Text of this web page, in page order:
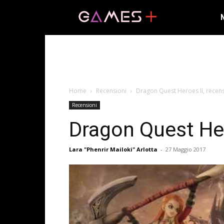
Home Recensioni Dragon Quest Heroes II,
Recensioni
Dragon Quest
Lara "Phenrir Mailoki" Arlotta - 27 Maggio 2017